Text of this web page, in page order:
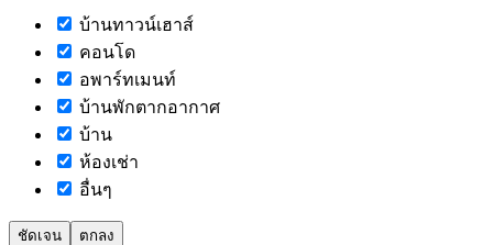
บ้านทาวน์เฮาส์
คอนโด
อพาร์ทเมนท์
บ้านพักตากอากาศ
บ้าน
ห้องเช่า
อื่นๆ
ชัดเจน ตกลง